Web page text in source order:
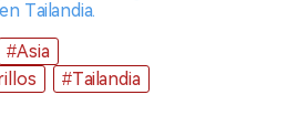
Tailandia.
#Asia
#Tailandia